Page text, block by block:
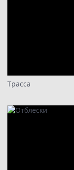
Трасса